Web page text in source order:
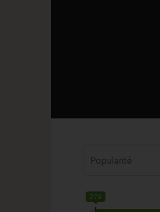
Sort Products
279